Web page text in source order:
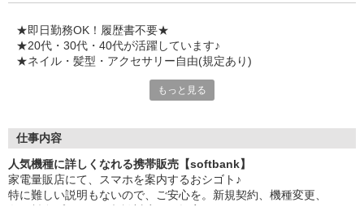
゜・。○。・゜+゜・。○。・゜+゜
★即日勤務OK！履歴書不要★
★20代・30代・40代が活躍しています♪
★ネイル・髪型・アクセサリー自由(規定あり)
シエロのスタッフは9割が未経験スタート。
ずっと先まで役に立ちます！
丁寧な研修もあるので、
みなさんから働きやすいと好評です♪
最新アプリ事情やお得なプラン、
もっと見る
仕事内容
人気機種に詳しくなれる携帯販売【softbank】
家電量販店にて、スマホを案内するおシゴト♪
特に難しい説明もないので、ご安心を。新規契約、機種変更、